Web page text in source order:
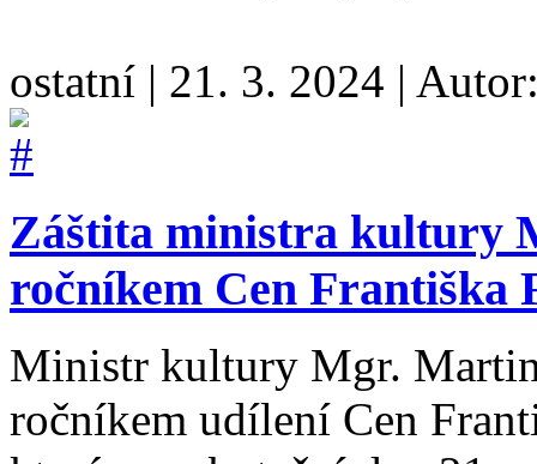
ostatní | 21. 3. 2024 |
Záštita ministra kultury
ročníkem Cen Františka
Ministr kultury Mgr.
ročníkem udílení Cen